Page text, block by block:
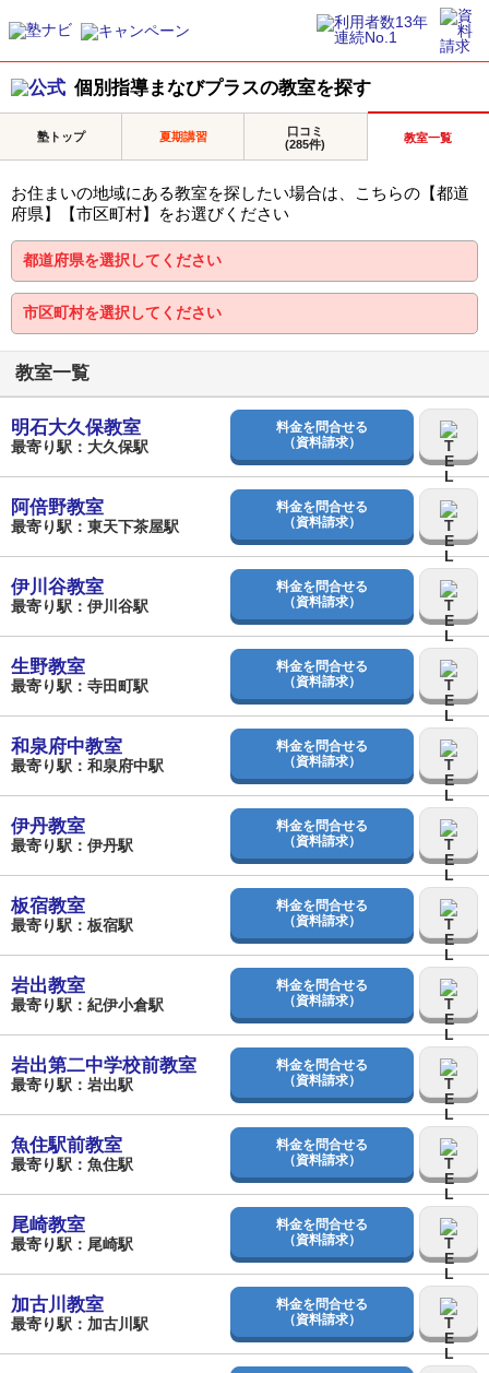
個別指導まなびプラスの教室を探す
塾トップ 夏期講習
口コミ
(285件)
教室一覧
お住まいの地域にある教室を探したい場合は、こちらの【都道
府県】【市区町村】をお選びください
教室一覧
明石大久保教室
最寄り駅：大久保駅
料金を問合せる
（資料請求）
阿倍野教室
最寄り駅：東天下茶屋駅
料金を問合せる
（資料請求）
伊川谷教室
最寄り駅：伊川谷駅
料金を問合せる
（資料請求）
生野教室
最寄り駅：寺田町駅
料金を問合せる
（資料請求）
和泉府中教室
最寄り駅：和泉府中駅
料金を問合せる
（資料請求）
伊丹教室
最寄り駅：伊丹駅
料金を問合せる
（資料請求）
板宿教室
最寄り駅：板宿駅
料金を問合せる
（資料請求）
岩出教室
最寄り駅：紀伊小倉駅
料金を問合せる
（資料請求）
岩出第二中学校前教室
最寄り駅：岩出駅
料金を問合せる
（資料請求）
魚住駅前教室
最寄り駅：魚住駅
料金を問合せる
（資料請求）
尾崎教室
最寄り駅：尾崎駅
料金を問合せる
（資料請求）
加古川教室
最寄り駅：加古川駅
料金を問合せる
（資料請求）